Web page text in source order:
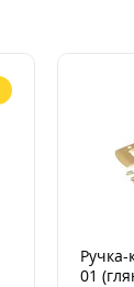
Ручка-
01